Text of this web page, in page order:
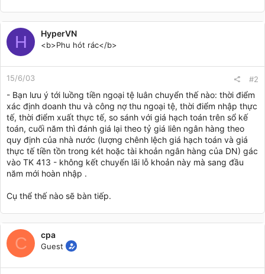
H HyperVN
<b>Phu hót rác</b>
15/6/03 #2
- Bạn lưu ý tới luồng tiền ngoại tệ luân chuyển thế nào: thời điểm
xác định doanh thu và công nợ thu ngoại tệ, thời điểm nhập thực
tế, thời điểm xuất thực tế, so sánh với giá hạch toán trên sổ kế
toán, cuối năm thì đánh giá lại theo tỷ giá liên ngân hàng theo
quy định của nhà nước (lượng chênh lệch giá hạch toán và giá
thực tế tiền tồn trong két hoặc tài khoản ngân hàng của DN) gác
vào TK 413 - không kết chuyển lãi lỗ khoản này mà sang đầu
năm mới hoàn nhập .
Cụ thể thế nào sẽ bàn tiếp.
C cpa
Guest